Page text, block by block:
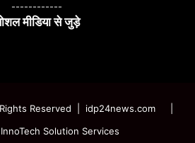
------------
मीडिया से जुड़े
Reserved | idp24news.com
InnoTech Solution Services